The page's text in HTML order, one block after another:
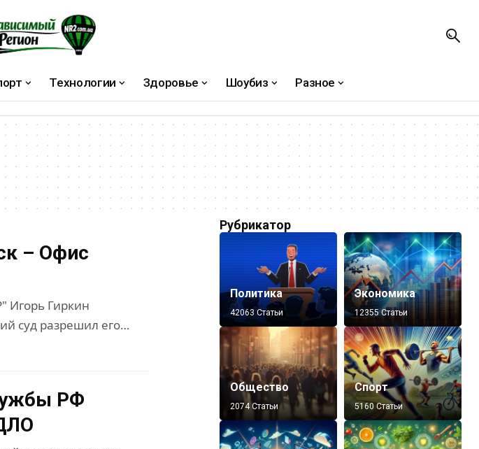
Технологии Здоровье Шоубиз Разное
– Офис
Игорь Гиркин
суд разрешил его…
РФ
Рубрикатор
Политика
42063 Статьи
Экономика
12355 Статьи
Общество
2074 Статьи
Спорт
5160 Статьи